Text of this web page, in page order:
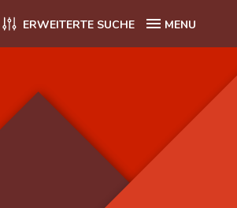
ERWEITERTE SUCHE MENU